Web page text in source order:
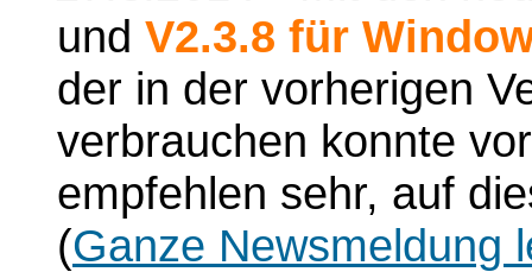
und V2.3.8 für
der in der vorherigen
verbrauchen konnte
empfehlen sehr, auf
(Ganze Newsmeldung